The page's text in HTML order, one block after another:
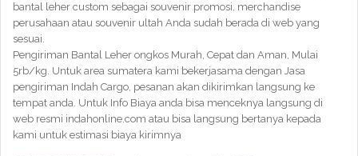
bantal leher custom sebagai souvenir promosi, merchandise
perusahaan atau souvenir ultah Anda sudah berada di web yang
sesuai.
Pengiriman Bantal Leher ongkos Murah, Cepat dan Aman, Mulai
5rb/kg. Untuk area sumatera kami bekerjasama dengan Jasa
pengiriman Indah Cargo, pesanan akan dikirimkan langsung ke
tempat anda. Untuk Info Biaya anda bisa menceknya langsung di
web resmi indahonline.com atau bisa langsung bertanya kepada
kami untuk estimasi biaya kirimnya